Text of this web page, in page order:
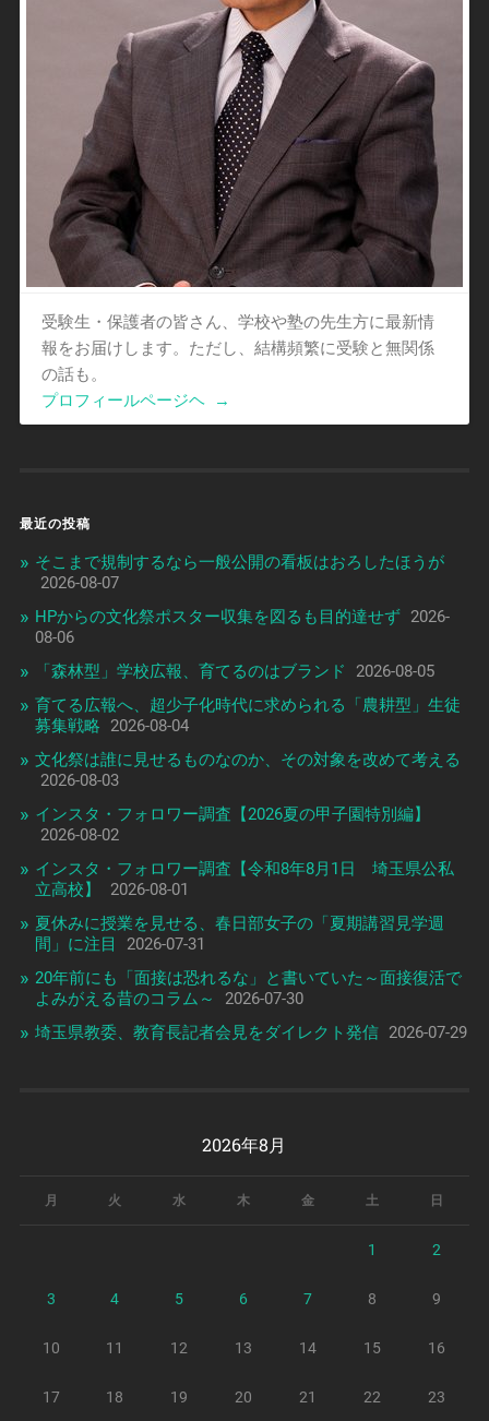
受験生・保護者の皆さん、学校や塾の先生方に最新情
報をお届けします。ただし、結構頻繁に受験と無関係
の話も。
プロフィールページヘ
→
最近の投稿
そこまで規制するなら一般公開の看板はおろしたほうが
2026-08-07
HPからの文化祭ポスター収集を図るも目的達せず 2026-
08-06
「森林型」学校広報、育てるのはブランド
2026-08-05
育てる広報へ、超少子化時代に求められる「農耕型」生徒
募集戦略
2026-08-04
文化祭は誰に見せるものなのか、その対象を改めて考える
2026-08-03
インスタ・フォロワー調査【2026夏の甲子園特別編】
2026-08-02
インスタ・フォロワー調査【令和8年8月1日 埼玉県公私
立高校】
2026-08-01
夏休みに授業を見せる、春日部女子の「夏期講習見学週
間」に注目
2026-07-31
20年前にも「面接は恐れるな」と書いていた～面接復活で
よみがえる昔のコラム～
2026-07-30
埼玉県教委、教育長記者会見をダイレクト発信 2026-07-29
2026年8月
月 火 水 木 金 土 日
1 2
3 4 5 6 7 8 9
10 11 12 13 14 15 16
17 18 19 20 21 22 23